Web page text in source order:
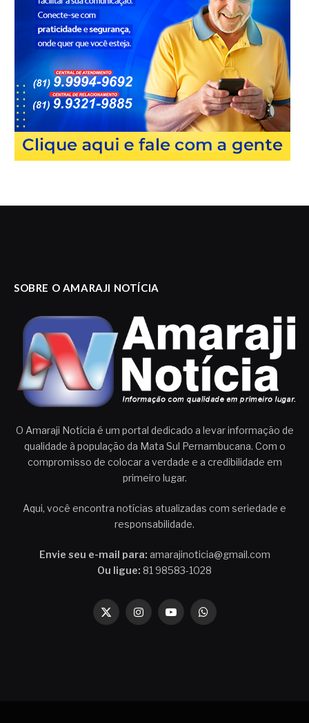
SOBRE O AMARAJI NOTÍCIA
O Amaraji Notícia é um portal dedicado a levar informação de
qualidade à população da Mata Sul Pernambucana. Com o
compromisso de colocar a verdade e a credibilidade em
primeiro lugar.
Aqui, você encontra notícias atualizadas com seriedade e
responsabilidade.
Envie seu e-mail para: amarajinoticia@gmail.com
Ou ligue: 81 98583-1028
X
InstagramYouTubeWhatsApp